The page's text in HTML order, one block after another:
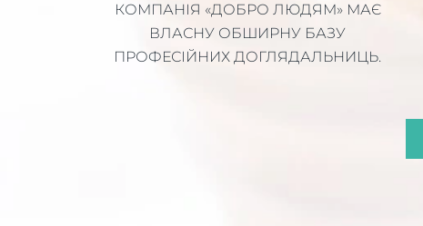
КОМПАНІЯ «ДОБРО ЛЮДЯМ» МАЄ
ВЛАСНУ ОБШИРНУ БАЗУ
ПРОФЕСІЙНИХ ДОГЛЯДАЛЬНИЦЬ.